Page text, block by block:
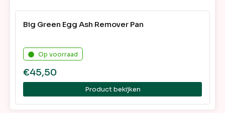
Big Green Egg Ash Remover Pan
Op voorraad
€45,50
Product bekijken